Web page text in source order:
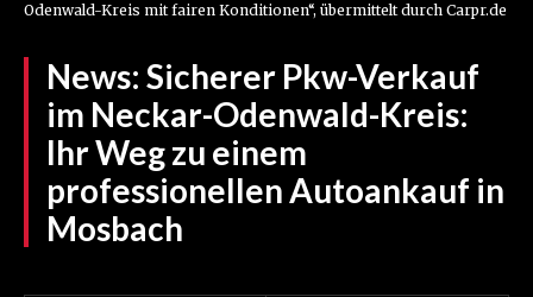
Odenwald-Kreis mit fairen Konditionen“, übermittelt durch Carpr.de
News: Sicherer Pkw-Verkauf
im Neckar-Odenwald-Kreis:
Ihr Weg zu einem
professionellen Autoankauf in
Mosbach